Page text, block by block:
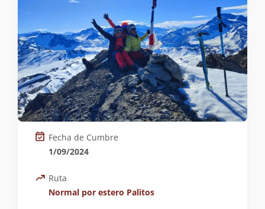
Fecha de Cumbre
1/09/2024
Ruta
Normal por estero Palitos